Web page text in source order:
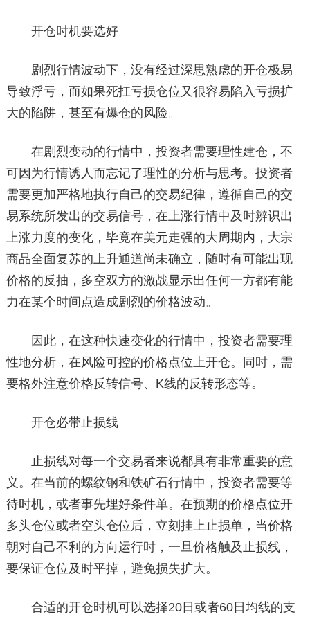
开仓时机要选好
剧烈行情波动下，没有经过深思熟虑的开仓极易
导致浮亏，而如果死扛亏损仓位又很容易陷入亏损扩
大的陷阱，甚至有爆仓的风险。
在剧烈变动的行情中，投资者需要理性建仓，不
可因为行情诱人而忘记了理性的分析与思考。投资者
需要更加严格地执行自己的交易纪律，遵循自己的交
易系统所发出的交易信号，在上涨行情中及时辨识出
上涨力度的变化，毕竟在美元走强的大周期内，大宗
商品全面复苏的上升通道尚未确立，随时有可能出现
价格的反抽，多空双方的激战显示出任何一方都有能
力在某个时间点造成剧烈的价格波动。
因此，在这种快速变化的行情中，投资者需要理
性地分析，在风险可控的价格点位上开仓。同时，需
要格外注意价格反转信号、K线的反转形态等。
开仓必带止损线
止损线对每一个交易者来说都具有非常重要的意
义。在当前的螺纹钢和铁矿石行情中，投资者需要等
待时机，或者事先埋好条件单。在预期的价格点位开
多头仓位或者空头仓位后，立刻挂上止损单，当价格
朝对自己不利的方向运行时，一旦价格触及止损线，
要保证仓位及时平掉，避免损失扩大。
合适的开仓时机可以选择20日或者60日均线的支